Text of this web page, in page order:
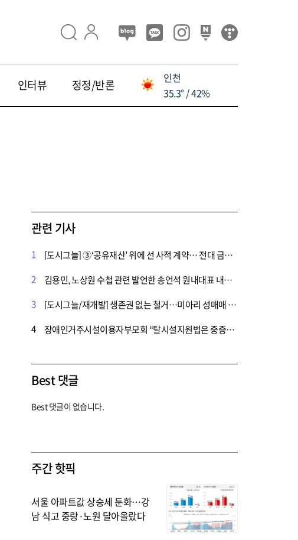
인터뷰 정정/반론
인천
35.3° / 42%
관련 기사
1
[도시그늘] ③‘공유재산’ 위에 선 사적 계약… 전대 금지 조항과 위탁경영의 간극
2
김용민, 노상원 수첩 관련 발언한 송언석 원내대표 내란 특검에 고소
3
[도시그늘/재개발] 생존권 없는 철거…미아리 성매매 집결지의 그림자
4
장애인거주시설이용자부모회 “탈시설지원법은 중증장애인 사형선고”…즉각 폐기 촉구
Best 댓글
Best 댓글이 없습니다.
주간 핫픽
서울 아파트값 상승세 둔화…강
남 식고 중랑·노원 달아올랐다